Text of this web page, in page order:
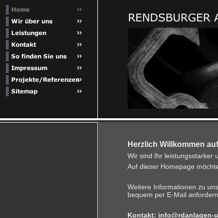
Herzlich Willkommen
Wir sind Ihr leistungsstarker
Auf dieser Homepage
Weitere Informationen zu
bequem per E-Mail
Kontakt: info@rdanlagen-